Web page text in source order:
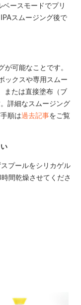
ースモードでプリ
スムージング後で
可能なことです。
ックスや専用スムー
または直接塗布（ブ
詳細なスムージング
順は過去記事をご覧
プールをシリカゲル
間乾燥させてくださ